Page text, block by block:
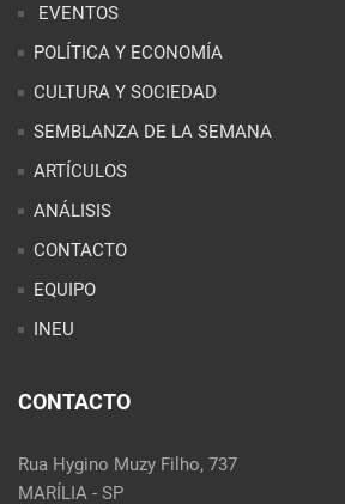
ANÁLISIS
CONTACTO
EQUIPO
INEU
CONTACTO
MARÍLIA - SP
contato@latinoobservatory.org
Idioma
REDES SOCIALES